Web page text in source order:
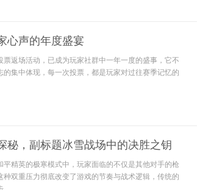
心声的年度盛宴
返场活动，已成为玩家社群中一年一度的盛事，它不
集中体现，每一次投票，都是玩家对过往赛季记忆的
秘，副标题冰雪战场中的决胜之钥
精英的极寒模式中，玩家面临的不仅是其他对手的枪
双重压力彻底改变了游戏的节奏与战术逻辑，传统的